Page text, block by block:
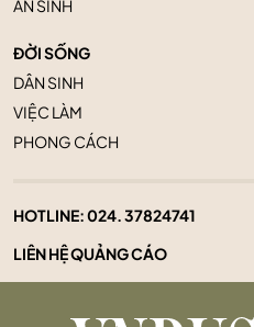
AN SINH
ĐỜI SỐNG
DÂN SINH
VIỆC LÀM
PHONG CÁCH
HOTLINE:024. 37824741
LIÊN HỆ QUẢNG CÁO